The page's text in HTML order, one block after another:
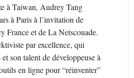
à Taiwan, Audrey Tang
à Paris à l’invitation de
France et de La Netscouade.
par excellence, qui
son talent de développeuse à
en ligne pour “réinventer”